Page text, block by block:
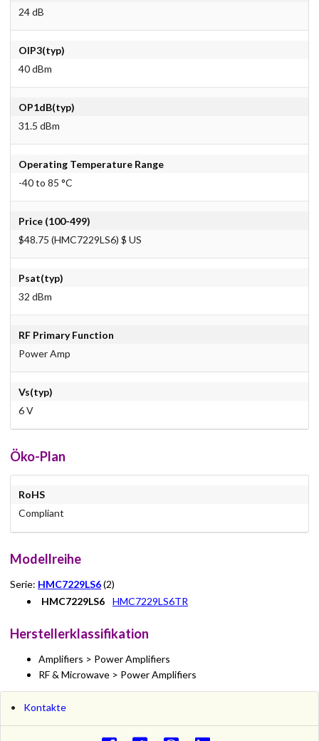
24 dB
OIP3(typ)
40 dBm
OP1dB(typ)
31.5 dBm
Operating Temperature Range
-40 to 85 °C
Price (100-499)
$48.75 (HMC7229LS6) $ US
Psat(typ)
32 dBm
RF Primary Function
Power Amp
Vs(typ)
6 V
Öko-Plan
RoHS
Compliant
Modellreihe
Serie: HMC7229LS6(2)
HMC7229LS6
HMC7229LS6TR
Herstellerklassifikation
Amplifiers > Power Amplifiers
RF & Microwave > Power Amplifiers
Kontakte